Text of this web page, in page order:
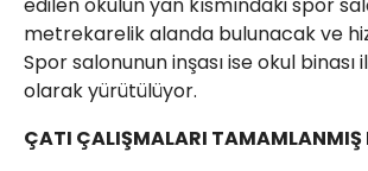
metrekarelik alanda bulunacak ve
Spor salonunun inşası ise okul binası
olarak yürütülüyor.
ÇATI ÇALIŞMALARI TAMAMLANMIŞ